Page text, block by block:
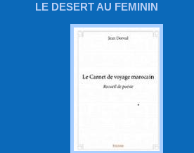
LE DESERT AU FEMININ